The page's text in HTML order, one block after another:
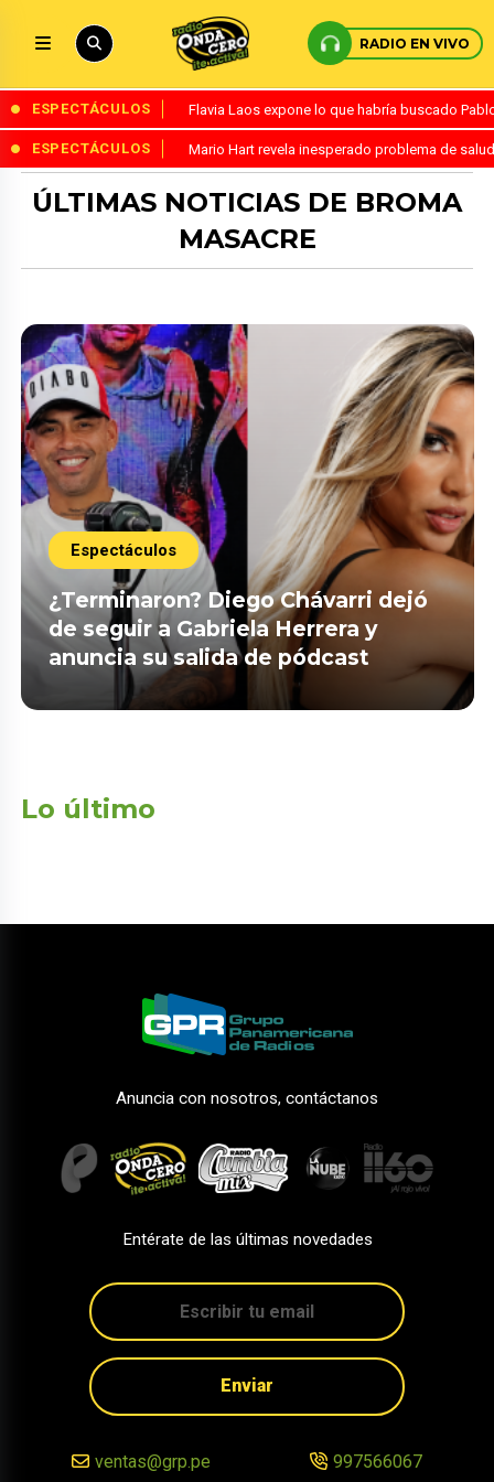
RADIO EN VIVO
ESPECTÁCULOS Flavia Laos expone lo que habría buscado
ESPECTÁCULOS Mario Hart revela inesperado problema de
ÚLTIMAS NOTICIAS DE BROMA
MASACRE
Espectáculos
¿Terminaron? Diego Chávarri dejó
de seguir a Gabriela Herrera y
anuncia su salida de pódcast
Lo último
Anuncia con nosotros, contáctanos
Entérate de las últimas novedades
Enviar
ventas@grp.pe 997566067